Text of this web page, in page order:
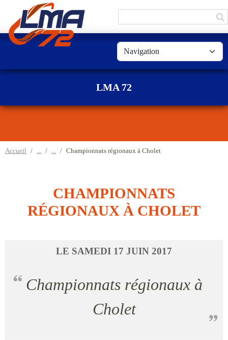
LMA 72
Accueil Championnats régionaux à Cholet
CHAMPIONNATS
RÉGIONAUX À CHOLET
LE SAMEDI 17 JUIN 2017
Championnats régionaux à
Cholet
Panneau de gestion des cookies